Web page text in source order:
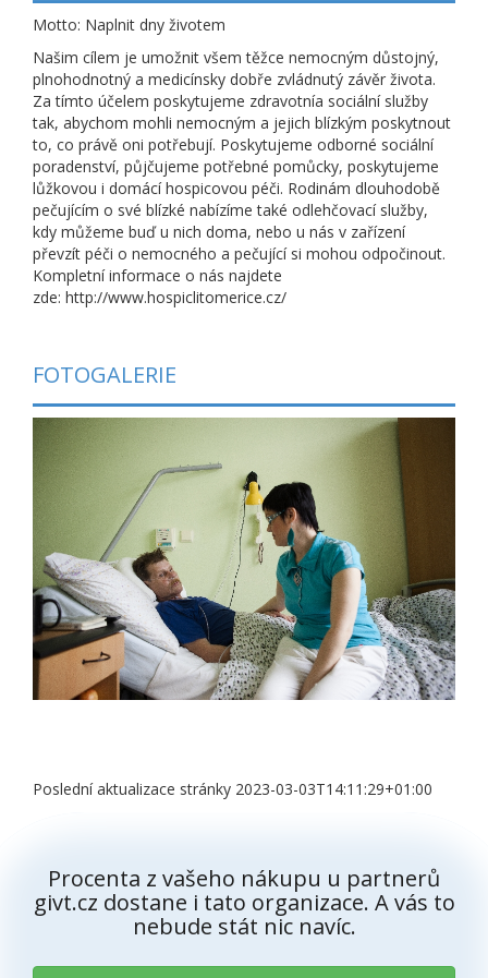
Motto: Naplnit dny životem
Našim cílem je umožnit všem těžce nemocným důstojný,
plnohodnotný a medicínsky dobře zvládnutý závěr života.
Za tímto účelem poskytujeme zdravotnía sociální služby
tak, abychom mohli nemocným a jejich blízkým poskytnout
to, co právě oni potřebují. Poskytujeme odborné sociální
poradenství, půjčujeme potřebné pomůcky, poskytujeme
lůžkovou i domácí hospicovou péči. Rodinám dlouhodobě
pečujícím o své blízké nabízíme také odlehčovací služby,
kdy můžeme buď u nich doma, nebo u nás v zařízení
převzít péči o nemocného a pečující si mohou odpočinout.
Kompletní informace o nás najdete
zde: http://www.hospiclitomerice.cz/
FOTOGALERIE
Poslední aktualizace stránky 2023-03-03T14:11:29+01:00
Procenta z vašeho nákupu u partnerů
givt.cz dostane i tato organizace. A vás to
nebude stát nic navíc.